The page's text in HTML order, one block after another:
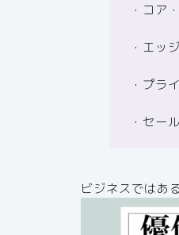
・コア
・エッジ
・プラ
・セー
ビジネスではあ